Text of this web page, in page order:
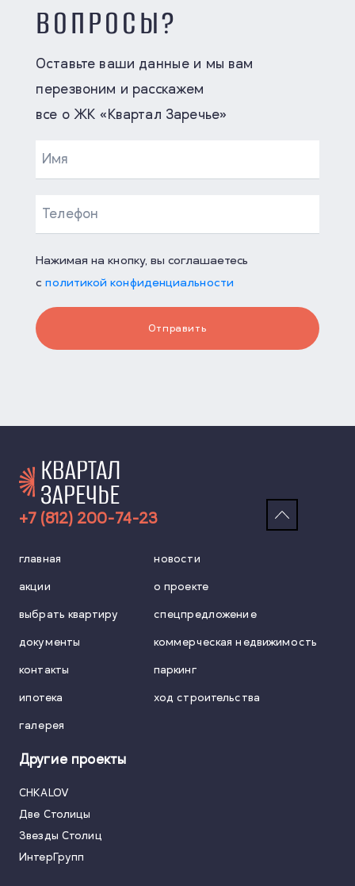
ВОПРОСЫ?
Оставьте ваши данные и мы вам
перезвоним и расскажем
все о ЖК «Квартал Заречье»
Нажимая на кнопку, вы соглашаетесь
сполитикой конфиденциальности
Отправить
+7 (812) 200-74-23
главная новости
акции о проекте
выбрать квартиру спецпредложение
документы коммерческая недвижимость
контакты паркинг
ипотека ход строительства
галерея
Другие проекты
CHKALOV
Две Столицы
Звезды Столиц
ИнтерГрупп